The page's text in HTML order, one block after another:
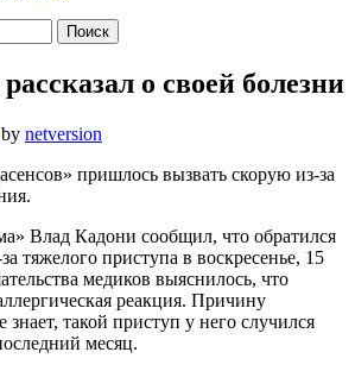
о своей болезни
by netversion
пришлось вызвать скорую из-за
Влад Кадони сообщил, что обратился
тяжелого приступа в воскресенье, 15
медиков выяснилось, что
реакция. Причину
такой приступ у него случился
месяц.